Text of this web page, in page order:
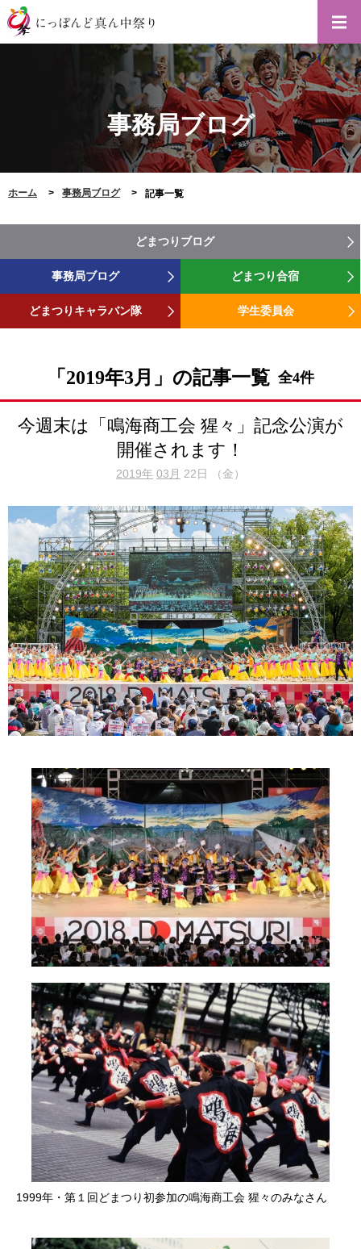
事務局ブログ
ホーム 事務局ブログ 記事一覧
どまつりブログ
事務局ブログ どまつり合宿
どまつりキャラバン隊 学生委員会
「2019年3月」の記事一覧 全4件
今週末は「鳴海商工会 猩々」記念公演が
開催されます！
2019年 03月 22日 （金）
1999年・第１回どまつり初参加の鳴海商工会 猩々のみなさん